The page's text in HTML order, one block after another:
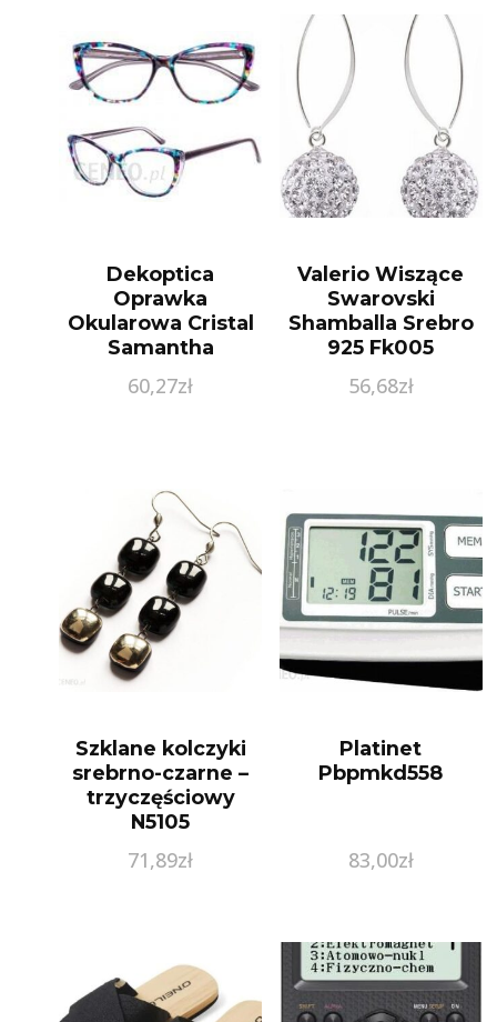
Dekoptica
Oprawka
Okularowa Cristal
Samantha
60,27zł
Valerio Wiszące
Swarovski
Shamballa Srebro
925 Fk005
56,68zł
Szklane kolczyki
srebrno-czarne –
trzyczęściowy
N5105
71,89zł
Platinet
Pbpmkd558
83,00zł